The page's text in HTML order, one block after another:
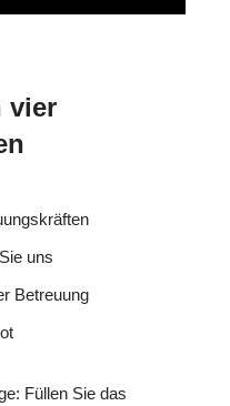
vier
uns
Betreuung
Füllen Sie das